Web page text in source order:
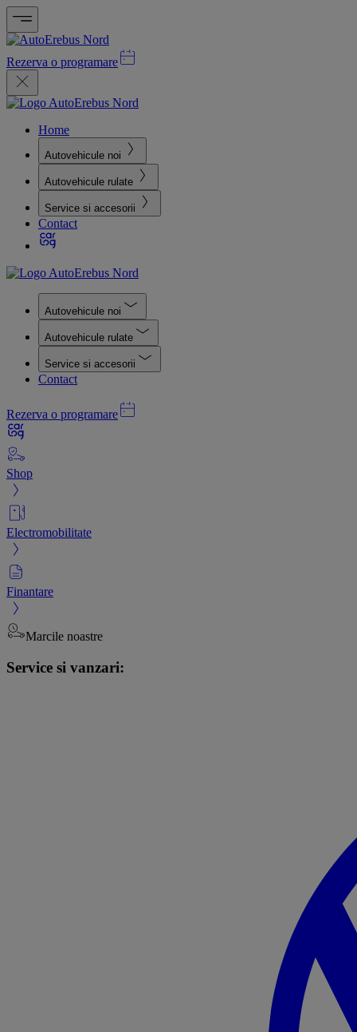
Rezerva o programare
Home
Autovehicule noi
Autovehicule rulate
Service si accesorii
Contact
Autovehicule noi
Autovehicule rulate
Service si accesorii
Contact
Rezerva o programare
Shop
Electromobilitate
Finantare
Marcile noastre
Service si vanzari: